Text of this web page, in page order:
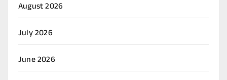
August 2026
July 2026
June 2026